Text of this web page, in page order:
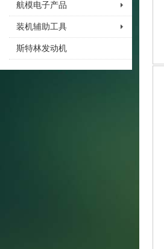
航模电子产品
装机辅助工具
斯特林发动机